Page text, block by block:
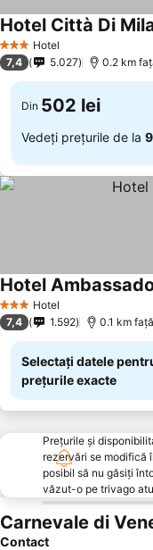
3 SteleHotel
Hotel Città Di
7,4 5.027 0.2 km
Din 502 lei
Vedeți prețurile de la
3 SteleHotel
Hotel
7,4 1.592 0.1 km
Selectați datele
prețurile exacte
Prețurile și
rezervări se modifică
posibil să nu găsiți
văzut-o pe trivago
Carnevale di
Contact